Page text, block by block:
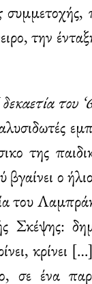
συμμετοχής,
την
του
της
ο
του
κρίνει
σε ένα